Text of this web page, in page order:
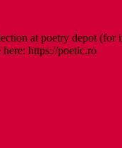
at poetry depot
https://poetic.ro